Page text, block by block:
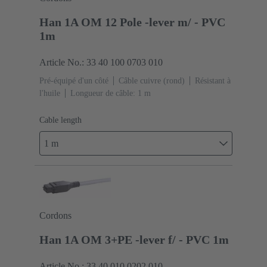
Han 1A OM 12 Pole -lever m/ - PVC
1m
Article No.: 33 40 100 0703 010
Pré-équipé d'un côté Câble cuivre (rond)
Résistant à
l'huile
Longueur de câble: 1 m
Cable length
1 m
Cordons
Han 1A OM 3+PE -lever f/ - PVC 1m